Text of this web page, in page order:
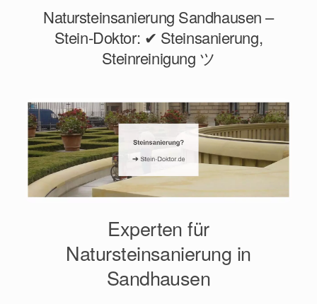
Natursteinsanierung Sandhausen –
Stein-Doktor: ✔ Steinsanierung,
Steinreinigung ツ
Experten für
Natursteinsanierung in
Sandhausen